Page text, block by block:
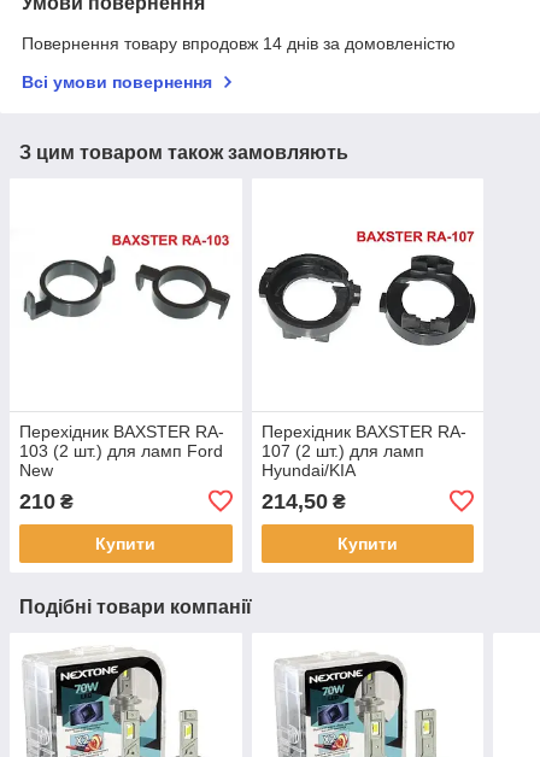
Повернення товару впродовж 14 днів за домовленістю
Всі умови повернення
З цим товаром також замовляють
Перехідник BAXSTER RA-
103 (2 шт.) для ламп Ford
New
Mondeo/Peugeot/Citroen
210 ₴
Купити
Перехідник BAXSTER RA-
107 (2 шт.) для ламп
Hyundai/KIA
214,50₴
Купити
Подібні товари компанії